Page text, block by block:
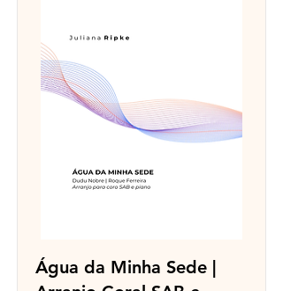
Água da Minha Sede |